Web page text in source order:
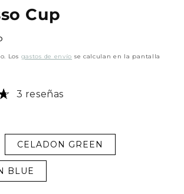
Cup
Los gastos de envío se calculan en la pantalla
3 reseñas
CELADON GREEN
BLUE